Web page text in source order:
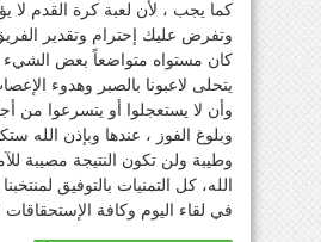
كما يجب ، لأن لعبة كرة القدم لا
وتفرض عليك إحترام وتقدير
كان مستواه متواضعاً بعض الشيء
يتحلى لاعبونا بالصبر وهدوء
وأن لا يستعجلوا أو يتسرعوا من
وبلوغ الفوز ، عندها وبإذن الله
وطيبة ولن تكون النتيجة مصيبة
الله، كل التمنيات بالتوفيق
في لقاء اليوم وكافة الإستحقاقات